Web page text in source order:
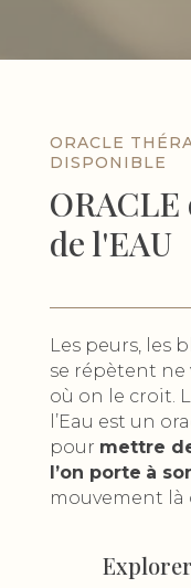
ORACLE
DISPONIBLE
de l'EAU
Les peurs, les
se répètent
où on le croit.
l’Eau est un
pour mettre
l’on porte à
mouvement là